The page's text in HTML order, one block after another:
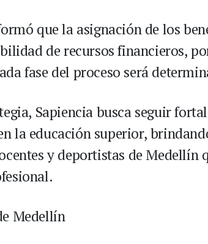
que la asignación de los
de recursos financieros,
fase del proceso será
Sapiencia busca seguir
la educación superior,
y deportistas de Medellín
Medellín